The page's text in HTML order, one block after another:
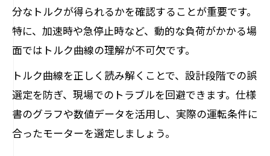
分なトルクが得られるかを確認することが重要です。
特に、加速時や急停止時など、動的な負荷がかかる場
面ではトルク曲線の理解が不可欠です。
トルク曲線を正しく読み解くことで、設計段階での誤
選定を防ぎ、現場でのトラブルを回避できます。仕様
書のグラフや数値データを活用し、実際の運転条件に
合ったモーターを選定しましょう。